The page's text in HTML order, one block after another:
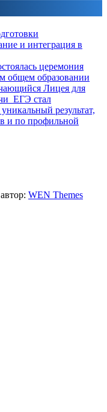
и интеграция в
церемония
общем образовании
Лицея для
ЕГЭ стал
результат,
и по профильной
WEN Themes